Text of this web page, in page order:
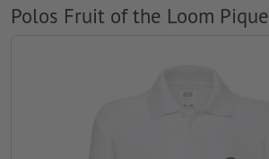
Polos Fruit of the Loom Pique